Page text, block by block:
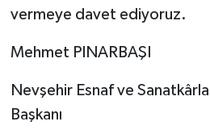
vermeye davet ediyoruz.
Mehmet PINARBAŞI
Nevşehir Esnaf ve
Başkanı